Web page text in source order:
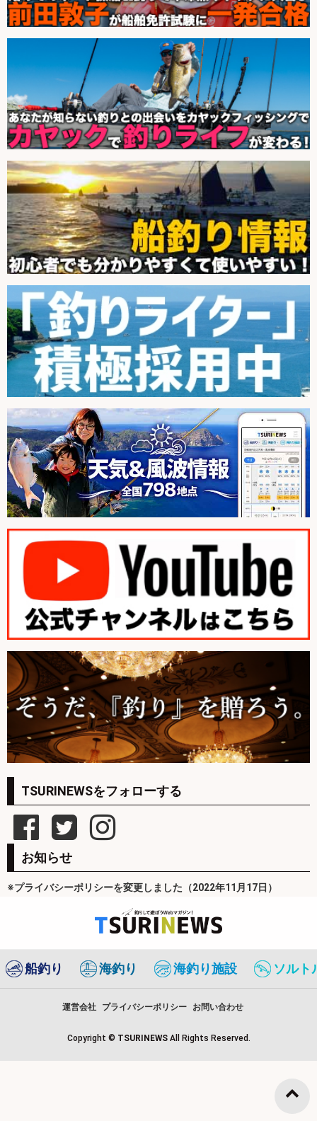
TSURINEWSをフォローする
お知らせ
※プライバシーポリシーを変更しました（2022年11月17日）
船釣り 海釣り 海釣り施設 ソルト
運営会社 プライバシーポリシー お問い合わせ
Copyright © TSURINEWS All Rights Reserved.